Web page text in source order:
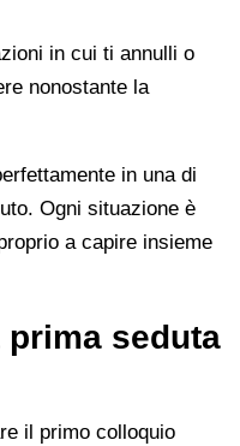
in cui ti annulli o
nonostante la
in una di
Ogni situazione è
a capire insieme
seduta
il primo colloquio